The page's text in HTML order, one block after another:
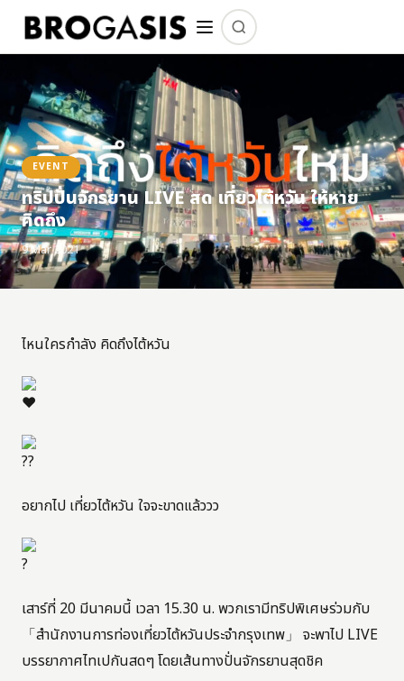
EVENT
ทริปปั่นจักรยาน LIVE สด เที่ยวไต้หวัน ให้หาย
คิดถึง
9 Mar 2021
ไหนใครกำลัง คิดถึงไต้หวัน
อยากไป เที่ยวไต้หวัน ใจจะขาดแล้ววว
เสาร์ที่ 20 มีนาคมนี้ เวลา 15.30 น. พวกเรามีทริปพิเศษร่วมกับ
「สำนักงานการท่องเที่ยวไต้หวันประจำกรุงเทพ」 จะพาไป LIVE
บรรยากาศไทเปกันสดๆ โดยเส้นทางปั่นจักรยานสุดชิค